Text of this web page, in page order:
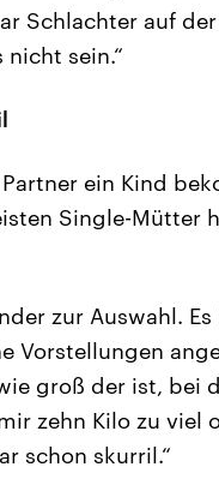
Schlachter auf
nicht sein.“
ein Kind
Single-Mütter
zur Auswahl.
Vorstellungen
groß der ist, bei
zehn Kilo zu
schon skurril.“